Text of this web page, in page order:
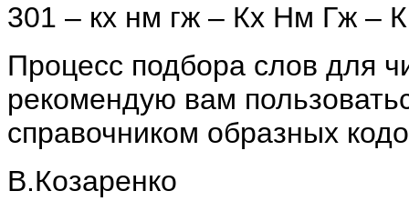
301 – кх нм гж – Кх Нм Гж –
Процесс подбора слов для
рекомендую вам
справочником образных
В.Козаренко